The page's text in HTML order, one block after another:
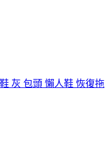
灰 包頭 懶人鞋 恢復拖